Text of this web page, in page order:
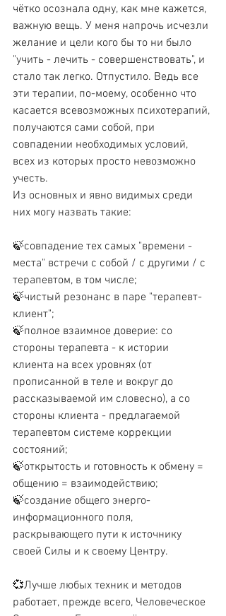
чётко осознала одну, как мне кажется,
важную вещь. У меня напрочь исчезли
желание и цели кого бы то ни было
"учить - лечить - совершенствовать", и
стало так легко. Отпустило. Ведь все
эти терапии, по-моему, особенно что
касается всевозможных психотерапий,
получаются сами собой, при
совпадении необходимых условий,
всех из которых просто невозможно
учесть.
Из основных и явно видимых среди
них могу назвать такие:
🍃совпадение тех самых "времени -
места" встречи с собой / с другими / с
терапевтом, в том числе;
🍃чистый резонанс в паре "терапевт-
клиент";
🍃полное взаимное доверие: со
стороны терапевта - к истории
клиента на всех уровнях (от
прописанной в теле и вокруг до
рассказываемой им словесно), а со
стороны клиента - предлагаемой
терапевтом системе коррекции
состояний;
🍃открытость и готовность к обмену =
общению = взаимодействию;
🍃создание общего энерго-
информационного поля,
раскрывающего пути к источнику
своей Силы и к своему Центру.
💞Лучше любых техник и методов
работает, прежде всего, Человеческое